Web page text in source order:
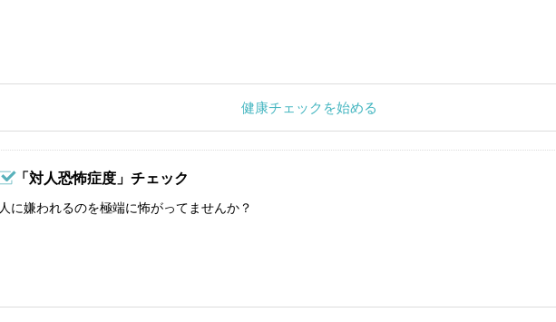
健康チェックを始める
「対人恐怖症度」チェック
人に嫌われるのを極端に怖がってませんか？